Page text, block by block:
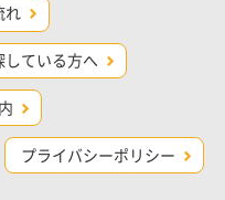
れ
ている方へ
プライバシーポリシー